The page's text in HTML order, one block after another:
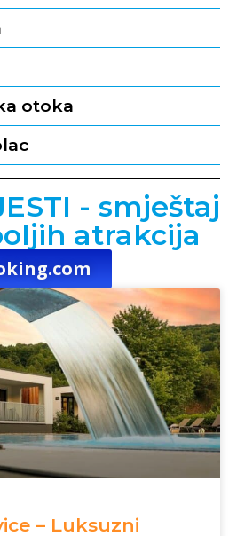
otoka
- smještaj
atrakcija
– Luksuzni